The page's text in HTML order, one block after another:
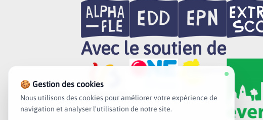
Avec le soutien de
🍪 Gestion des cookies
Nous utilisons des cookies pour améliorer votre expérience de
navigation et analyser l'utilisation de notre site.